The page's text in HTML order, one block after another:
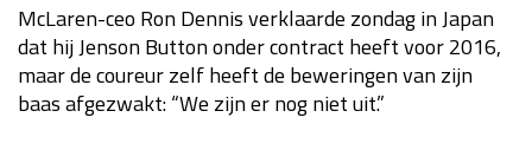
Kwalificatie
za 19:00 - 20:00
Race
zo 18:00 - 20:00
McLaren-ceo Ron Dennis verklaarde zondag in Japan
dat hij Jenson Button onder contract heeft voor 2016,
maar de coureur zelf heeft de beweringen van zijn
baas afgezwakt: “We zijn er nog niet uit.”